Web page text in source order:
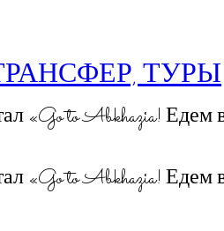
ТУРЫ
to Abkhazia! Едем
to Abkhazia! Едем